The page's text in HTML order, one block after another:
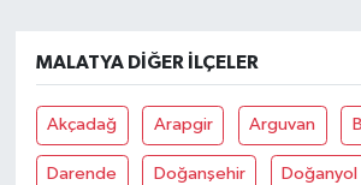
MALATYA DIĞER İLÇELER
Akçadağ Arapgir Arguvan
Darende Doğanşehir Doğanyol